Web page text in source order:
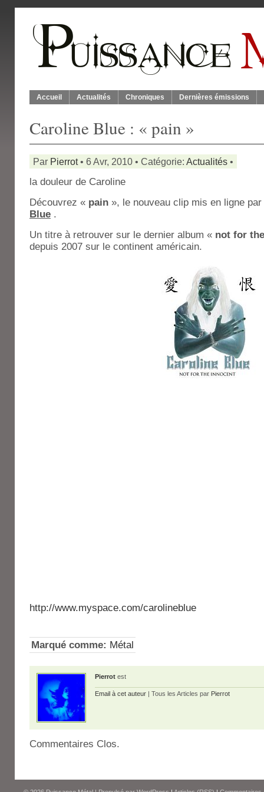
Accueil Actualités Chroniques Dernières émissions
Caroline Blue : « pain »
Par Pierrot• 6 Avr, 2010 • Catégorie: Actualités •
la douleur de Caroline
Découvrez « pain », le nouveau clip mis en ligne
Blue .
Un titre à retrouver sur le dernier album « not for
depuis 2007 sur le continent américain.
http://www.myspace.com/carolineblue
Marqué comme: Métal
Pierrot est
Email à cet auteur | Tous les Articles par Pierrot
Commentaires Clos.